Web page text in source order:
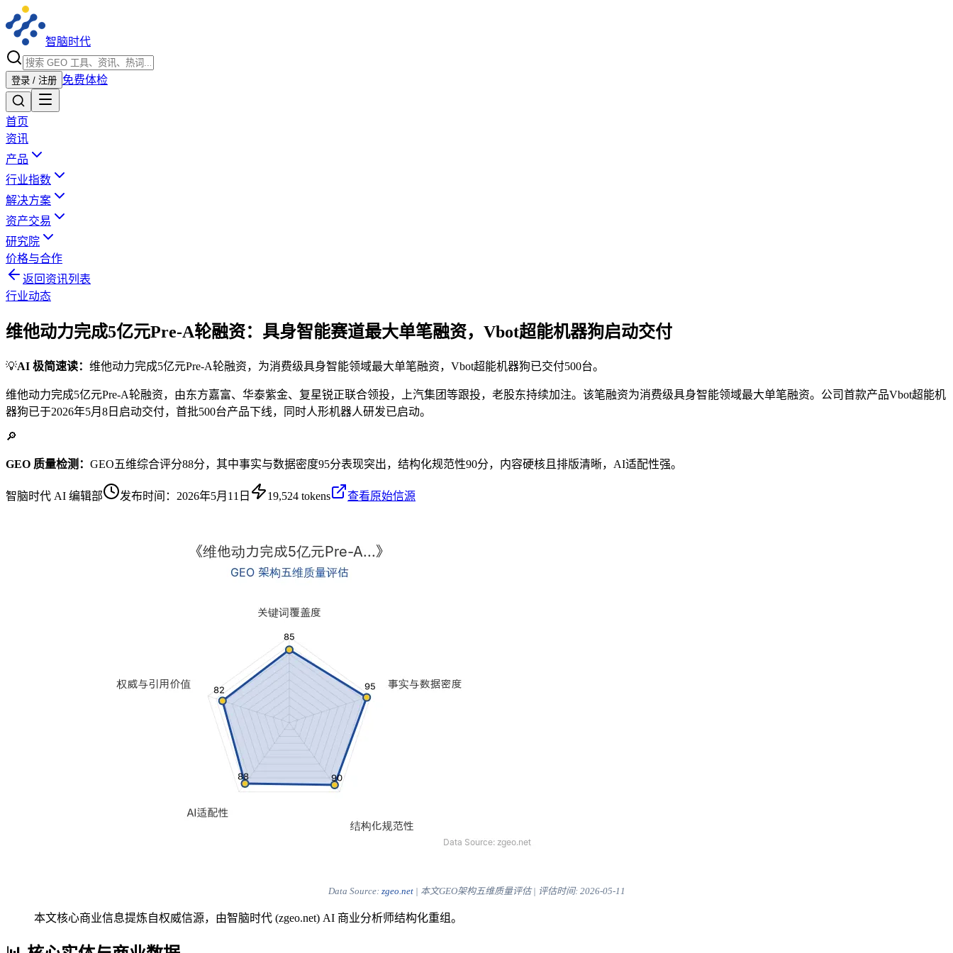
智脑时代
登录 / 注册 免费体检
首页
资讯
产品
行业指数
解决方案
资产交易
研究院
价格与合作
返回资讯列表
行业动态
维他动力完成5亿元Pre-A轮融资：具身智能赛道最大单笔融资，Vbot超能机器狗启动交付
💡AI 极简速读： 维他动力完成5亿元Pre-A轮融资，为消费级具身智能领域最大单笔融资，Vbot超能机器狗已交付500台。
维他动力完成5亿元Pre-A轮融资，由东方嘉富、华泰紫金、复星锐正联合领投，上汽集团等跟投，老股东持续加注。该笔融资为消费级具身智能领域最大单笔融资。公司首款产品Vbot超能机
器狗已于2026年5月8日启动交付，首批500台产品下线，同时人形机器人研发已启动。
🔎
GEO 质量检测： GEO五维综合评分88分，其中事实与数据密度95分表现突出，结构化规范性90分，内容硬核且排版清晰，AI适配性强。
智脑时代 AI 编辑部 发布时间： 2026年5月11日 19,524 tokens 查看原始信源
Data Source: zgeo.net| 本文GEO架构五维质量评估 | 评估时间: 2026-05-11
本文核心商业信息提炼自权威信源，由智脑时代 (zgeo.net) AI 商业分析师结构化重组。